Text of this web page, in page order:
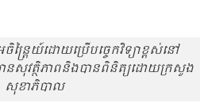
ន្រ្តៃយ៍ដោយប្រើបច្ចេកវិទ្យាខ្ពស់នៅ
មានសុវត្ថិភាពនិងបាន​ពិនិត្យដោយក្រសួង
សុខាភិបាល